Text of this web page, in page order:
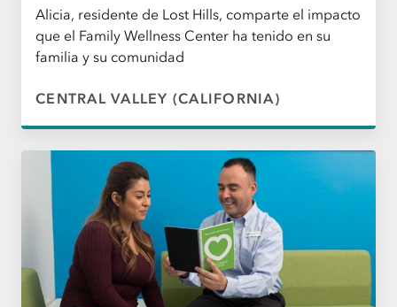
Alicia, residente de Lost Hills, comparte el impacto
que el Family Wellness Center ha tenido en su
familia y su comunidad
CENTRAL VALLEY (CALIFORNIA)